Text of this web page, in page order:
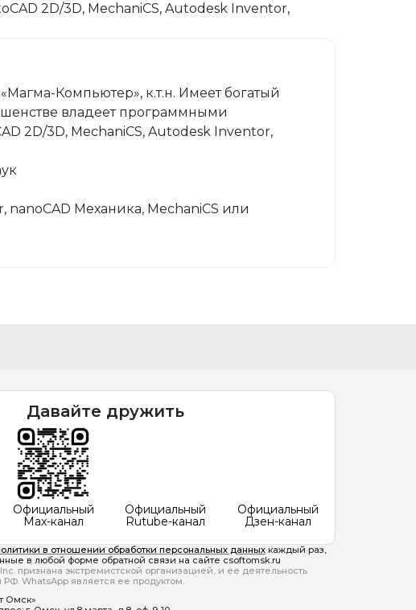
2D/3D, MechaniCS, Autodesk Inventor,
Компьютер», к.т.н. Имеет богатый
владеет программными
2D/3D, MechaniCS, Autodesk Inventor,
nanoCAD Механика, MechaniCS или
Давайте дружить
Официальный
Max-канал
Официальный
Rutube-канал
Официальный
Дзен-канал
в отношении обработки персональных данных каждый раз,
в любой форме обратной связи на сайте csoftomsk.ru
признана экстремистской организацией, и ее деятельность
WhatsApp является ее продуктом.
Омск»